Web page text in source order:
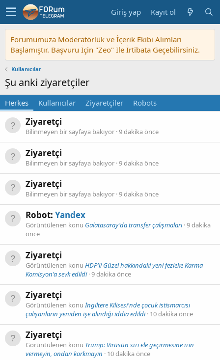
Giriş yap Kayıt ol
Forumumuza Moderatörlük ve İçerik Ekibi Alımları
Başlamıştır. Başvuru İçin "Zeo" İle İrtibata Geçebilirsiniz.
Kullanıcılar
Şu anki ziyaretçiler
Herkes Kullanıcılar Ziyaretçiler Robots
Ziyaretçi
Bilinmeyen bir sayfaya bakıyor 9 dakika önce
Ziyaretçi
Bilinmeyen bir sayfaya bakıyor 9 dakika önce
Ziyaretçi
Bilinmeyen bir sayfaya bakıyor 9 dakika önce
Robot: Yandex
Görüntülenen konu Galatasaray'da transfer çalışmaları 9 dakika
önce
Ziyaretçi
Görüntülenen konu HDP'li Güzel hakkındaki yeni fezleke Karma
Komisyon'a sevk edildi 9 dakika önce
Ziyaretçi
Görüntülenen konuİngiltere Kilisesi'nde çocuk istismarcısı
çalışanların yeniden işe alındığı iddia edildi 10 dakika önce
Ziyaretçi
Görüntülenen konu Trump: Virüsün sizi ele geçirmesine izin
vermeyin, ondan korkmayın
10 dakika önce